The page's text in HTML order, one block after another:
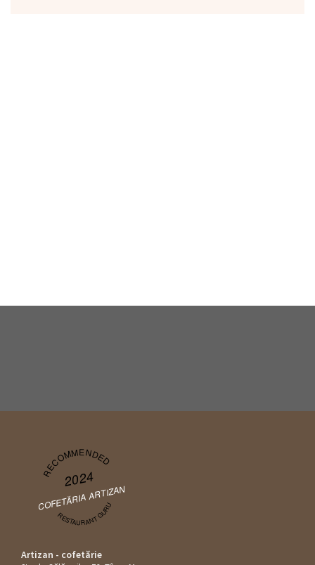
RECOMMENDED
2024
COFETĂRIA ARTIZAN
RESTAURANT GURU
Artizan - cofetărie